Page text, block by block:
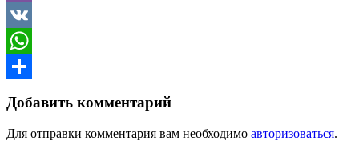
Viber
VK
WhatsApp
Добавить комментарий
Для отправки комментария вам необходимо авторизоваться.